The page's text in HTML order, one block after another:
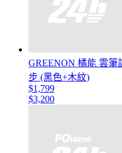
GREENON 橘能 雲筆
步 (黑色+木紋)
$1,799
$3,200